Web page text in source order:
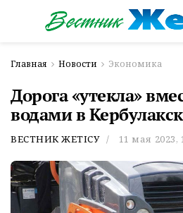
Главная Новости Экономика
Дорога «утекла»
водами в
ВЕСТНИК ЖЕТІСУ 11 мая 2023,